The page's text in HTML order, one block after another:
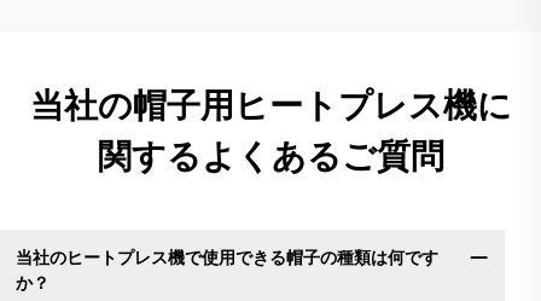
当社の帽子用ヒートプレス機に
関するよくあるご質問
当社のヒートプレス機で使用できる帽子の種類は何です
か？